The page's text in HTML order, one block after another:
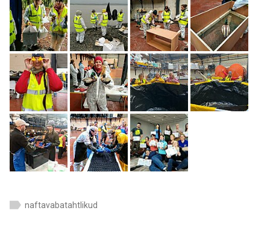
naftavabatahtlikud